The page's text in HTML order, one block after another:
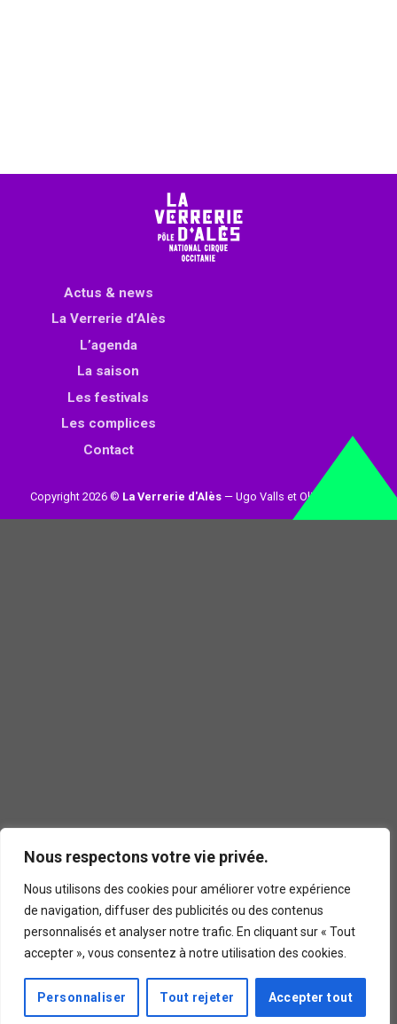
Nous respectons votre vie privée.
Nous utilisons des cookies pour améliorer votre expérience
de navigation, diffuser des publicités ou des contenus
personnalisés et analyser notre trafic. En cliquant sur « Tout
accepter », vous consentez à notre utilisation des cookies.
Personnaliser Tout rejeter Accepter tout
Actus & news
La Verrerie d’Alès
L’agenda
La saison
Les festivals
Les complices
Contact
Copyright 2026 © La Verrerie d'Alès— Ugo Valls et Olivier Loynet